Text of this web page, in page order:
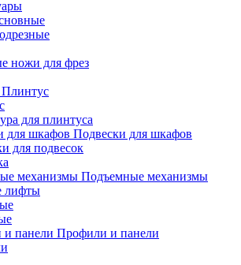
ножи для фрез
Плинтус
для плинтуса
Подвески для шкафов
для подвесок
Подъемные механизмы
лифты
Профили и панели